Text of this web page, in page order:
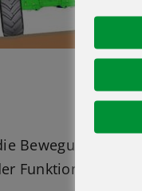
Bewegung von
Funktion,